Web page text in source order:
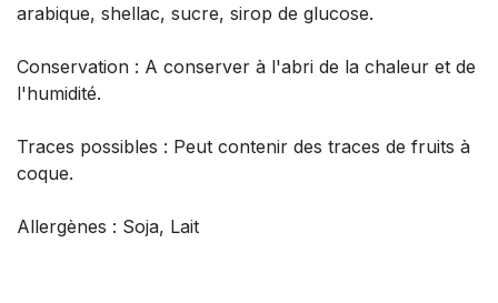
arabique, shellac, sucre, sirop de glucose.
Conservation : A conserver à l'abri de la chaleur et de
l'humidité.
Traces possibles : Peut contenir des traces de fruits à
coque.
Allergènes : Soja, Lait